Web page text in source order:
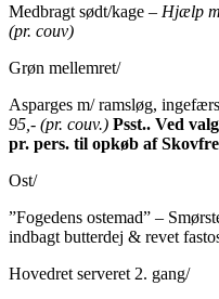
Medbragt sødt/kage – Hjælp
(pr. couv)
Grøn mellemret/
Asparges m/ ramsløg,
95,- (pr. couv.) Psst.. Ved
pr. pers. til opkøb af
Ost/
”Fogedens ostemad” –
indbagt butterdej & revet
Hovedret serveret 2. gang/